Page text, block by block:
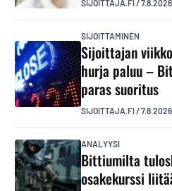
SIJOITTAJA.FI/7.8.2026
SIJOITTAMINEN
Sijoittajan
hurja paluu –
paras suoritus
SIJOITTAJA.FI/7.8.2026
ANALYYSI
Bittiumilta
osakekurssi